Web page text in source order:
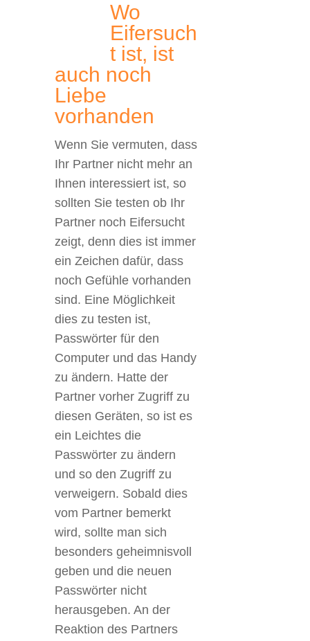
Wo
Eifersuch
t ist, ist
auch noch
Liebe
vorhanden
Wenn Sie vermuten, dass
Ihr Partner nicht mehr an
Ihnen interessiert ist, so
sollten Sie testen ob Ihr
Partner noch Eifersucht
zeigt, denn dies ist immer
ein Zeichen dafür, dass
noch Gefühle vorhanden
sind. Eine Möglichkeit
dies zu testen ist,
Passwörter für den
Computer und das Handy
zu ändern. Hatte der
Partner vorher Zugriff zu
diesen Geräten, so ist es
ein Leichtes die
Passwörter zu ändern
und so den Zugriff zu
verweigern. Sobald dies
vom Partner bemerkt
wird, sollte man sich
besonders geheimnisvoll
geben und die neuen
Passwörter nicht
herausgeben. An der
Reaktion des Partners